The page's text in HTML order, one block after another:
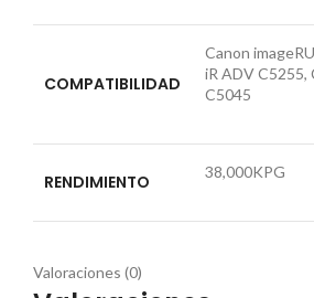
COMPATIBILIDAD
Canon
iR ADV C5255,
C5045
RENDIMIENTO 38,000KPG
Valoraciones (0)